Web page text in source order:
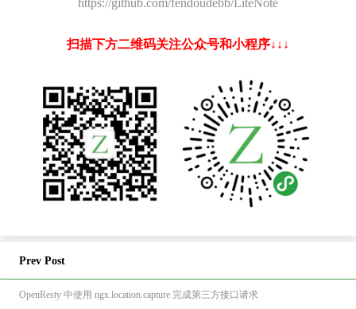
https://github.com/fendoudebb/LiteNote
扫描下方二维码关注公众号和小程序↓↓↓
Prev Post
OpenResty 中使用 ngx.location.capture 完成第三方接口请求